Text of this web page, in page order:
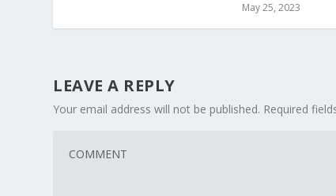
May 25, 2023
LEAVE A REPLY
Your email address will not be published. Required